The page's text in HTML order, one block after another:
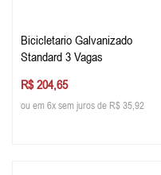
Bicicletario Galvanizado
Standard 3 Vagas
R$ 204,65
ou em 6x sem juros de R$ 35,92